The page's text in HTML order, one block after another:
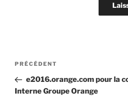
PRÉCÉDENT
e2016.orange.com pour la
Interne Groupe Orange